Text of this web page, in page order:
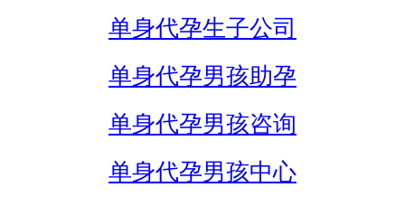
单身代孕生子公司
单身代孕男孩助孕
单身代孕男孩咨询
单身代孕男孩中心